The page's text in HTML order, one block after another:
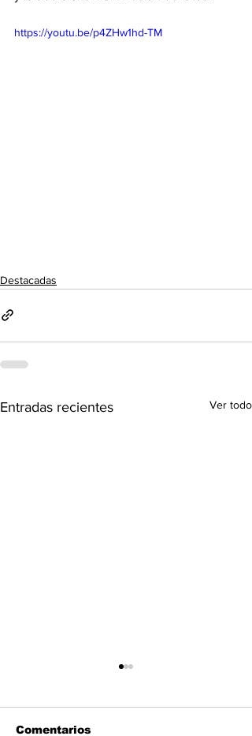
https://youtu.be/p4ZHw1hd-TM
Destacadas
Entradas recientes Ver todo
Comentarios